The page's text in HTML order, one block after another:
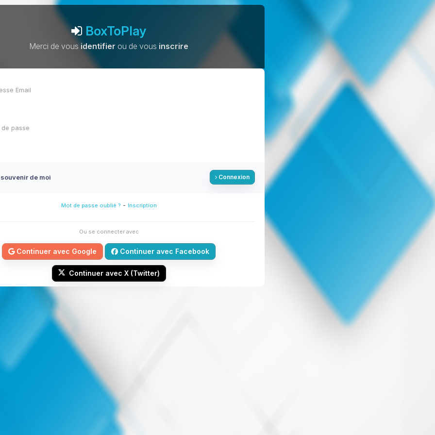
BoxToPlay
Merci de vousidentifier ou de vous inscrire
de moi Connexion
Mot de passe oublié ? - Inscription
Ou se connecter avec
Continuer avec Google Continuer avec Facebook
Continuer avec X (Twitter)